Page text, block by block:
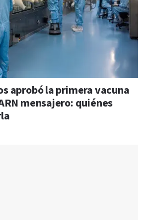
aprobó la primera vacuna
mensajero: quiénes